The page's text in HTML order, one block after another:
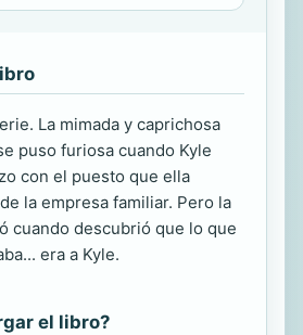
La mimada y caprichosa
puso furiosa cuando Kyle
con el puesto que ella
la empresa familiar. Pero la
cuando descubrió que lo que
era a Kyle.
el libro?